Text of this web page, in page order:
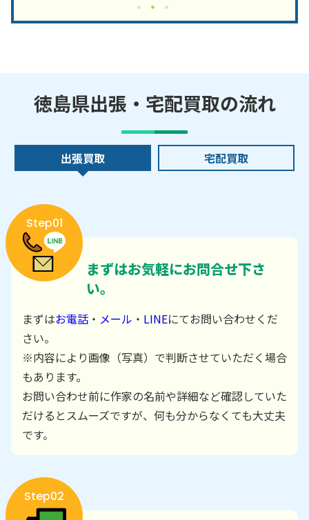
徳島県出張・宅配買取の流れ
出張買取 宅配買取
Step01
まずはお気軽にお問合せ下さ
い。
まずはお電話 ・ メール ・ LINEにてお問い合わせくだ
さい。
※内容により画像（写真）で判断させていただく場合
もあります。
お問い合わせ前に作家の名前や詳細など確認していた
だけるとスムーズですが、何も分からなくても大丈夫
です。
Step02